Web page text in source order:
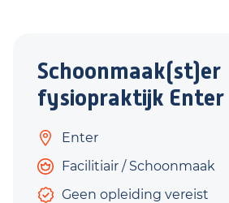
Schoonmaak(st)er
fysiopraktijk Enter
Enter
Facilitiair / Schoonmaak
Geen opleiding vereist